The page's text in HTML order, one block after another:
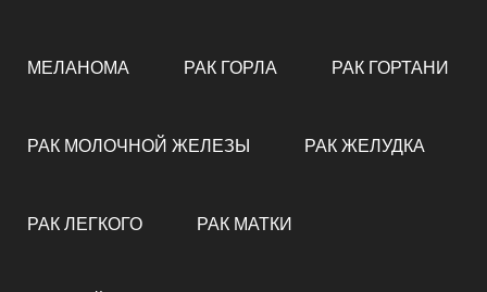
МЕЛАНОМА РАК ГОРЛА РАК ГОРТАНИ
РАК МОЛОЧНОЙ ЖЕЛЕЗЫ РАК ЖЕЛУДКА
РАК ЛЕГКОГО РАК МАТКИ